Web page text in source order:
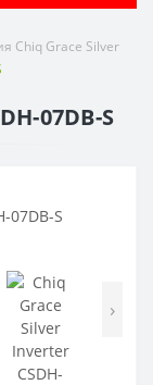
Chiq Grace Silver
07DB-S
›